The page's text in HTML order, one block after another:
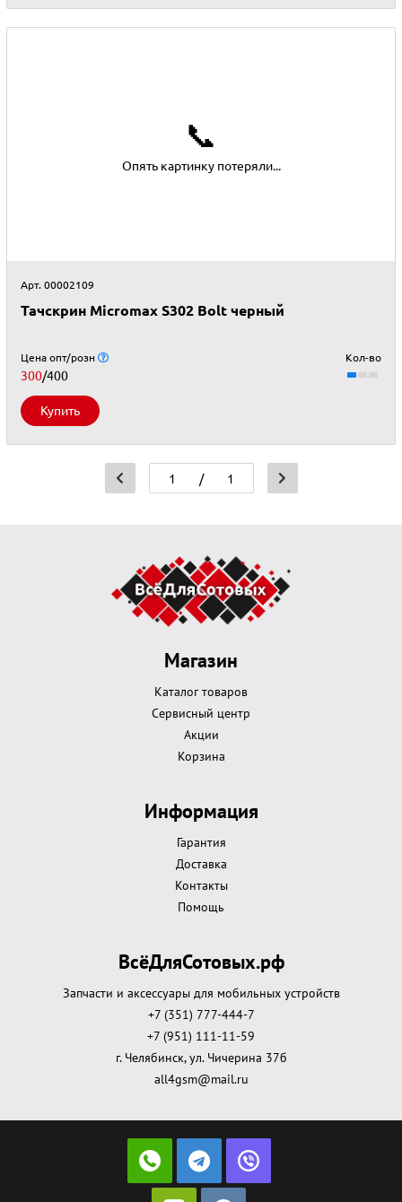
📞
Опять картинку потеряли...
Арт. 00002109
Тачскрин Micromax S302 Bolt черный
Цена опт/розн
300/400
Кол-во
Купить
/ 1
Магазин
Каталог товаров
Сервисный центр
Акции
Корзина
Информация
Гарантия
Доставка
Контакты
Помощь
ВсёДляСотовых.рф
Запчасти и аксессуары для мобильных устройств
+7 (351) 777-444-7
+7 (951) 111-11-59
г. Челябинск, ул. Чичерина 37б
all4gsm@mail.ru